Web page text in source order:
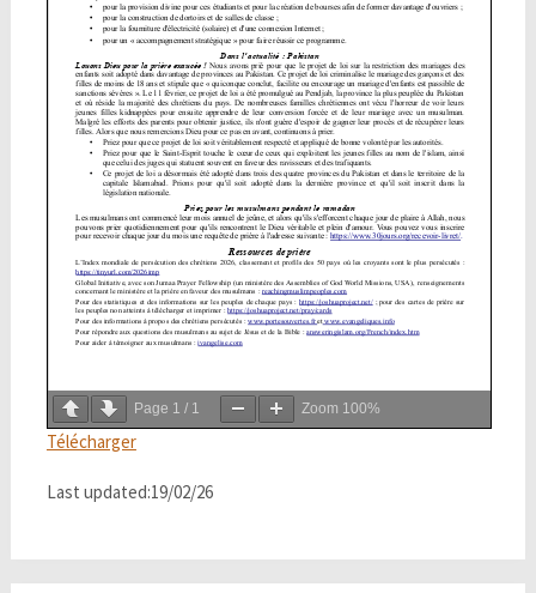
Page 1 / 1 Zoom 100%
Télécharger
Last updated:19/02/26